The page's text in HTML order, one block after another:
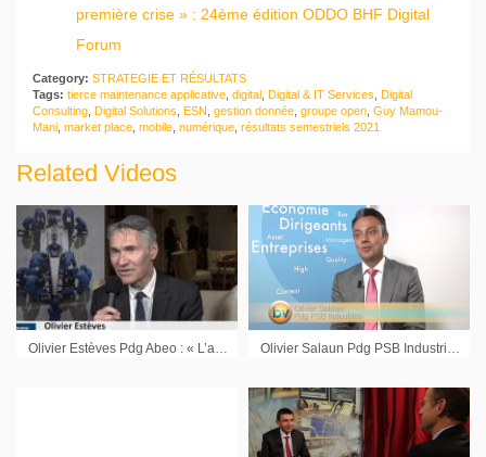
première crise » : 24ème édition ODDO BHF Digital
Forum
Category: STRATEGIE ET RÉSULTATS
Tags: tierce maintenance applicative digital Digital & IT Services Digital
Consulting Digital Solutions ESN gestion donnée groupe open Guy Mamou-
Mani market place mobile numérique résultats semestriels 2021
Related Videos
Olivier Estèves Pdg Abeo : « L’année 2019 se présente très bien » Olivier Salaun Pdg PSB Industries : « Notre volonté est bien d’optimiser le mix de croissance organique et externe »